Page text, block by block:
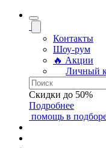
Контакты
Шоу-рум
🔥 Акции
Личный
Скидки до 50%
Подробнее
помощь в